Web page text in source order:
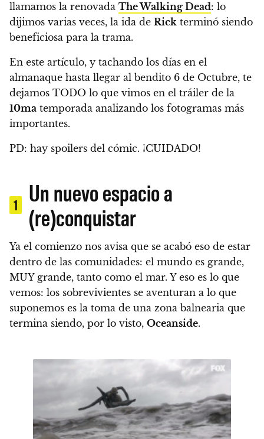
llamamos la renovada The Walking Dead: lo
dijimos varias veces, la ida de Rick terminó siendo
beneficiosa para la trama.
En este artículo, y tachando los días en el
almanaque hasta llegar al bendito 6 de Octubre, te
dejamos TODO lo que vimos en el tráiler de la
10ma temporada analizando los fotogramas más
importantes.
PD: hay spoilers del cómic. ¡CUIDADO!
1
Un nuevo espacio a
(re)conquistar
Ya el comienzo nos avisa que se acabó eso de estar
dentro de las comunidades: el mundo es grande,
MUY grande, tanto como el mar. Y eso es lo que
vemos: los sobrevivientes se aventuran a lo que
suponemos es la toma de una zona balnearia que
termina siendo, por lo visto, Oceanside.